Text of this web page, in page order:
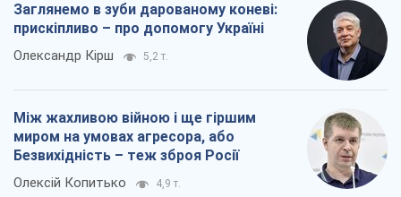
Заглянемо в зуби дарованому коневі:
прискіпливо – про допомогу Україні
Олександр Кірш 5,2 т.
Між жахливою війною і ще гіршим
миром на умовах агресора, або
Безвихідність – теж зброя Росії
Олексій Копитько 4,9 т.